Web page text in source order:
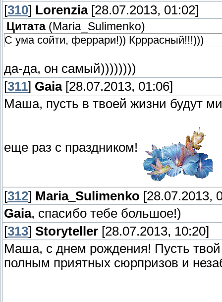
[310] Lorenzia[28.07.2013, 01:02]
Цитата (Maria_Sulimenko)
С ума сойти, феррари!)) Крррасный!!!)))
да-да, он самый))))))))
[311] Gaia[28.07.2013, 01:06]
Маша, пусть в твоей жизни будут
еще раз с праздником!
[312] Maria_Sulimenko [28.07.2013,
Gaia, спасибо тебе большое!)
[313] Storyteller [28.07.2013, 10:20]
Маша, с днем рождения! Пусть
полным приятных сюрпризов и